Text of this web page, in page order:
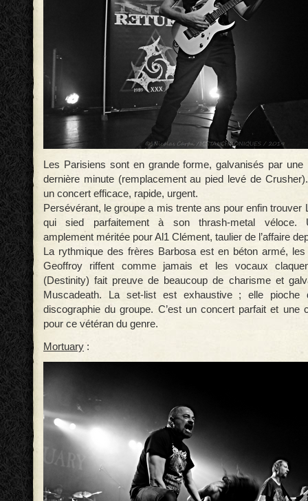
Les Parisiens sont en grande forme, galvanisés par une
dernière minute (remplacement au pied levé de
un concert efficace, rapide, urgent.
Persévérant, le groupe a mis trente ans pour enfin trouver
qui sied parfaitement à son thrash-metal véloce.
amplement méritée pour Al1 Clément, taulier de l’affaire
La rythmique des frères Barbosa est en béton armé,
Geoffroy riffent comme jamais et les vocaux
(Destinity) fait preuve de beaucoup de charisme et
Muscadeath. La set-list est exhaustive ; elle pioche
discographie du groupe. C’est un concert parfait et une
pour ce vétéran du genre.
Mortuary :